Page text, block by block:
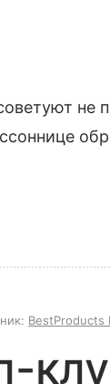
не
BestProducts